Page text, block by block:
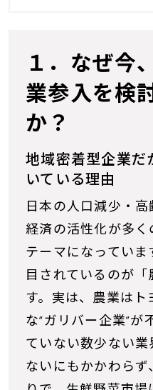
１．なぜ今
業参入を検
か？
地域密着型企業だ
いている理由
日本の人口減少・
経済の活性化が多
テーマになってい
目されているのが
す。実は、農業は
な“ガリバー企業”が
ていない数少ない
ないにもかかわら